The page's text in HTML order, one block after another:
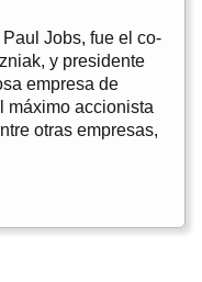
Jobs, fue el co-
y presidente
empresa de
máximo accionista
otras empresas,